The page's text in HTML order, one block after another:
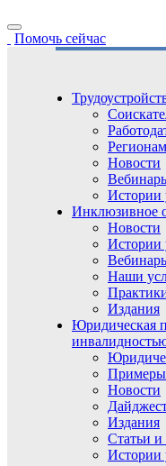
Помочь сейчас
Регионам
Новости
Истории
Инклюзивное
Новости
Истории
Наши
Издания
Юридическая
Примеры
Новости
Издания
Статьи
Истории